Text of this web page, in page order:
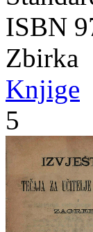
ISBN
Zbirka
Knjige
5